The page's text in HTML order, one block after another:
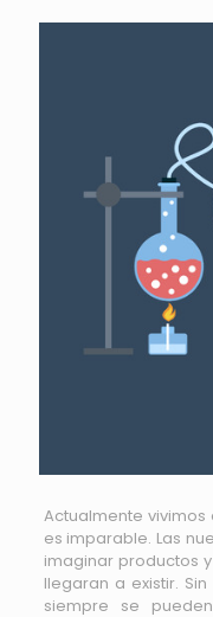
Actualmente
es imparable. Las
imaginar productos
llegaran a existir.
siempre se